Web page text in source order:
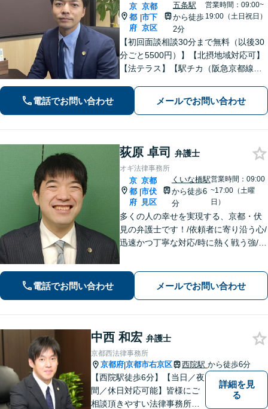
京
都
府
|
京都
市下
京区
五条駅
から徒歩
2分
営業時間：09:00~
19:00（土日祝日）
【初回面談相談30分まで無料（以後30
分ごと5500円）】【北摂地域対応可】
【法テラス】【駅チカ（阪急京都線烏
徒歩４分、地下鉄五条駅１番出口徒歩
２分】丁寧にわかりやすく説明。オン
電話でお問い合わせ メールでお問い合わせ
荻原 卓司 弁護士
オギ法律事務所
京
都
府
|
京都
市伏
見区
くいな橋駅
から徒歩6
分
営業時間：09:00
~17:00（土曜
日）
多くの人の幸せを実現する、京都・伏
見の弁護士です！/依頼者に寄り沿う心/
迅速かつ丁寧な対応/時に熱く戦う強/解
電話でお問い合わせ メールでお問い合わせ
中西 和宏 弁護士
京都西法律事務所
京都府|京都市右京区 西院駅 から徒歩6分
【西院駅徒歩6分】【当日／夜
間／休日対応可能】皆様にご
相談頂きやすい法律事務所を
詳細を見
る